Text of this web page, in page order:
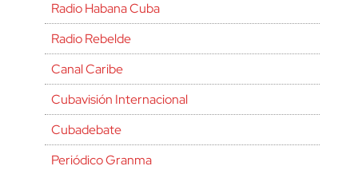
Radio Habana Cuba
Radio Rebelde
Canal Caribe
Cubavisión Internacional
Cubadebate
Periódico Granma